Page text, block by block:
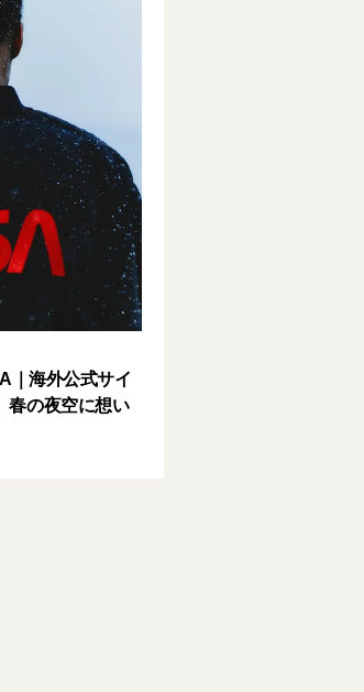
｜海外公式サイ
春の夜空に想い